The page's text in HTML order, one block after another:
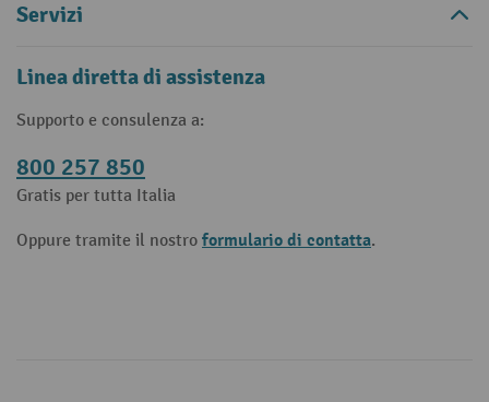
Servizi
Linea diretta di assistenza
Supporto e consulenza a:
800 257 850
Gratis per tutta Italia
Oppure tramite il nostro formulario di contatta.